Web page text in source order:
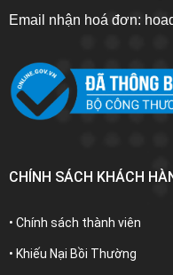
Email nhận hoá đơn:
CHÍNH SÁCH KHÁCH
• Chính sách thành viên
• Khiếu Nại Bồi Thường